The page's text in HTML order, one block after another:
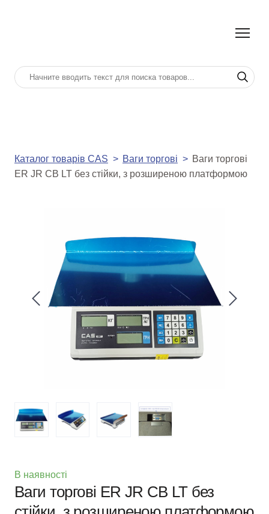
Каталог товарів CAS Ваги торгові
Ваги торгові
ER JR CB LT без стійки, з розширеною платформою
В наявності
Ваги торгові ER JR CB LT без